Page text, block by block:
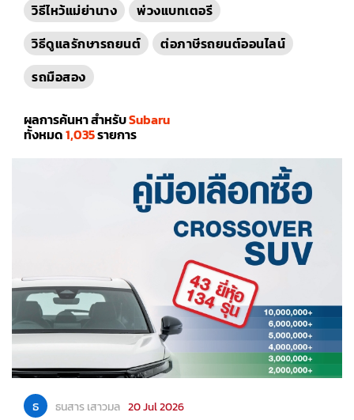
วิธีไหว้แม่ย่านาง
พ่วงแบทเตอรี
วิธีดูแลรักษารถยนต์
ต่อภาษีรถยนต์ออนไลน์
รถมือสอง
ผลการค้นหา สำหรับSubaru
ทั้งหมด1,035รายการ
ธ ธนสาร เสาวมล 20 Jul 2026